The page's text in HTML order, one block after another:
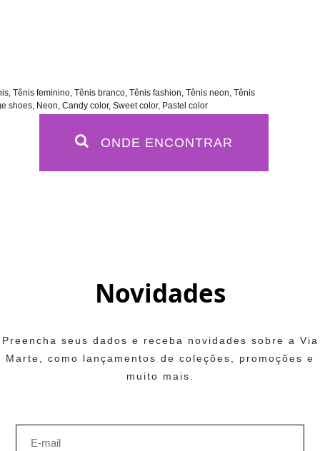
Tênis feminino, Tênis branco, Tênis fashion, Tênis neon, Tênis
shoes, Neon, Candy color, Sweet color, Pastel color
ONDE ENCONTRAR
Novidades
Preencha seus dados e receba novidades sobre a Via
Marte, como lançamentos de coleções, promoções e
muito mais.